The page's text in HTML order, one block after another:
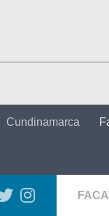
Cundinamarca